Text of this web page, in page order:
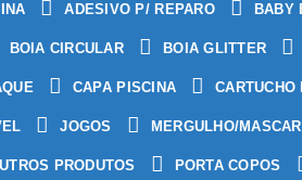
ADESIVO P/ REPARO BABY
BOIA CIRCULAR BOIA GLITTER
CAPA PISCINA CARTUCHO
JOGOS MERGULHO/
PRODUTOS PORTA COPOS